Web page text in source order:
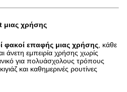
μιας χρήσης
φακοί επαφής μιας χρήσης , κάθε
άνετη εμπειρία χρήσης χωρίς
για πολυάσχολους τρόπους
και καθημερινές ρουτίνες